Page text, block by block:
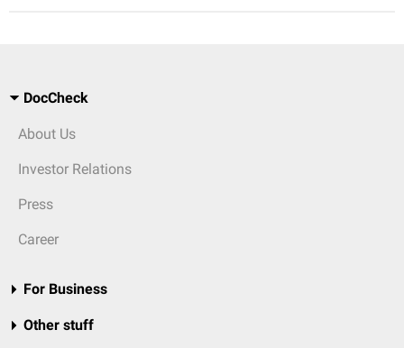
DocCheck
About Us
Investor Relations
Press
Career
For Business
Other stuff